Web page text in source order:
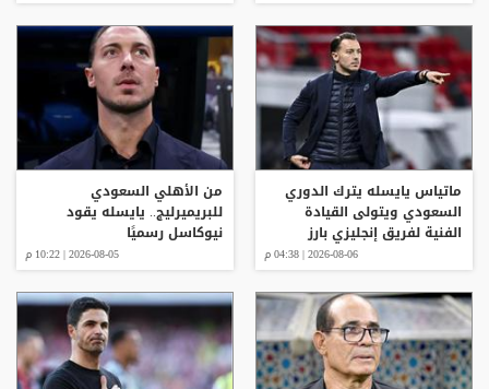
ماتياس يايسله يترك الدوري
السعودي ويتولى القيادة
الفنية لفريق إنجليزي بارز
2026-08-06 | 04:38 م
من الأهلي السعودي
للبريميرليج.. يايسله يقود
نيوكاسل رسميًا
2026-08-05 | 10:22 م